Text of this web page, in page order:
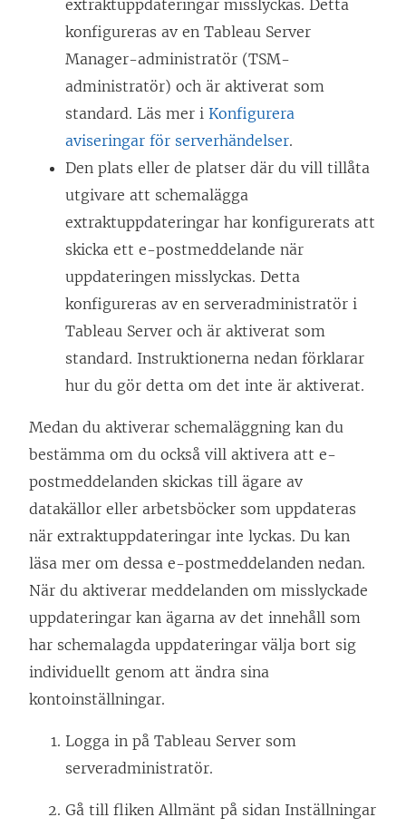
extraktuppdateringar misslyckas. Detta
konfigureras av en Tableau Server
Manager-administratör (TSM-
administratör) och är aktiverat som
standard. Läs mer i Konfigurera
aviseringar för serverhändelser.
Den plats eller de platser där du vill tillåta
utgivare att schemalägga
extraktuppdateringar har konfigurerats att
skicka ett e-postmeddelande när
uppdateringen misslyckas. Detta
konfigureras av en serveradministratör i
Tableau Server och är aktiverat som
standard. Instruktionerna nedan förklarar
hur du gör detta om det inte är aktiverat.
Medan du aktiverar schemaläggning kan du
bestämma om du också vill aktivera att e-
postmeddelanden skickas till ägare av
datakällor eller arbetsböcker som uppdateras
när extraktuppdateringar inte lyckas. Du kan
läsa mer om dessa e-postmeddelanden nedan.
När du aktiverar meddelanden om misslyckade
uppdateringar kan ägarna av det innehåll som
har schemalagda uppdateringar välja bort sig
individuellt genom att ändra sina
kontoinställningar.
Logga in på Tableau Server som
serveradministratör.
Gå till fliken Allmänt på sidan Inställningar